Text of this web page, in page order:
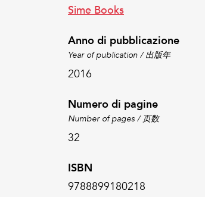
Sime Books
Anno di pubblicazione
Year of publication / 出版年
2016
Numero di pagine
Number of pages / 页数
32
ISBN
9788899180218